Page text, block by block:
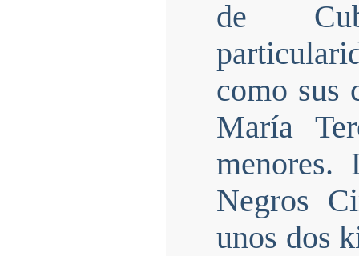
de
como sus
María
Negros
unos dos